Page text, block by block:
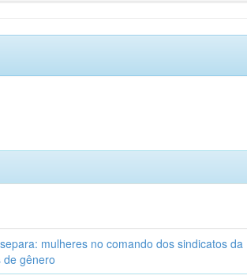
mulheres no comando dos sindicatos da
de gênero